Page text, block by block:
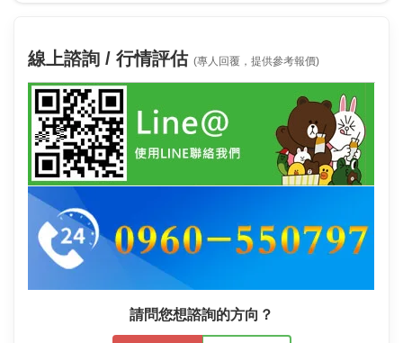
線上諮詢 / 行情評估 (專人回覆，提供參考報價)
請問您想諮詢的方向？